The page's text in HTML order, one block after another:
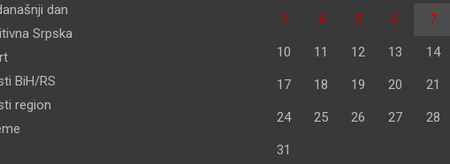
dan
Srpska
BiH/RS
region
3 4 5 6 7
10 11 12 13 14
17 18 19 20 21
24 25 26 27 28
31